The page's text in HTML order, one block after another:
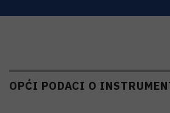
OPĆI PODACI O